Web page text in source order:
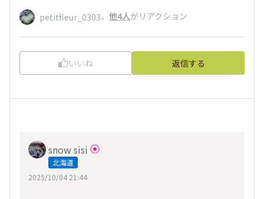
petitfleur_0303、 他4人がリアクション
いいね 返信する
snow sisi
北海道
2025/10/04 21:44